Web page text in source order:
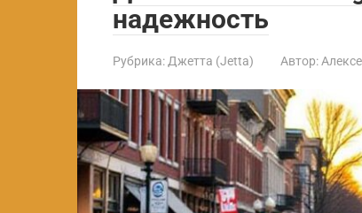
надежность
Рубрика: Джетта (Jetta) Автор: